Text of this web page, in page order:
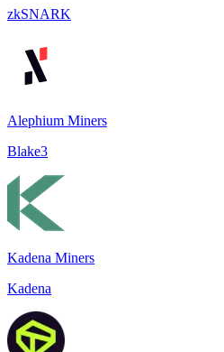
zkSNARK
Alephium Miners
Blake3
Kadena Miners
Kadena